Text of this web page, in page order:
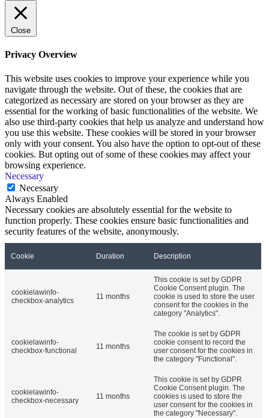
Close
Privacy Overview
This website uses cookies to improve your experience while you
navigate through the website. Out of these, the cookies that are
categorized as necessary are stored on your browser as they are
essential for the working of basic functionalities of the website. We
also use third-party cookies that help us analyze and understand how
you use this website. These cookies will be stored in your browser
only with your consent. You also have the option to opt-out of these
cookies. But opting out of some of these cookies may affect your
browsing experience.
Necessary
Necessary
Always Enabled
Necessary cookies are absolutely essential for the website to
function properly. These cookies ensure basic functionalities and
security features of the website, anonymously.
Cookie Duration Description
cookielawinfo-
checkbox-analytics
11 months
This cookie is set by GDPR
Cookie Consent plugin. The
cookie is used to store the user
consent for the cookies in the
category "Analytics".
cookielawinfo-
checkbox-functional
11 months
The cookie is set by GDPR
cookie consent to record the
user consent for the cookies in
the category "Functional".
cookielawinfo-
checkbox-necessary
11 months
This cookie is set by GDPR
Cookie Consent plugin. The
cookies is used to store the
user consent for the cookies in
the category "Necessary".